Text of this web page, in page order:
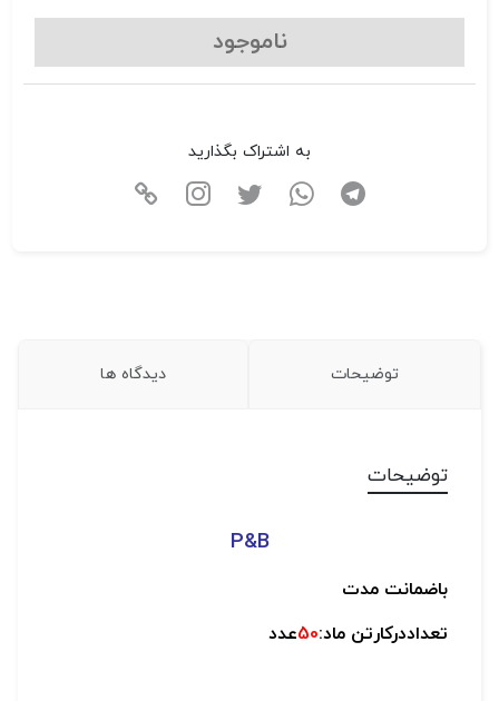
ناموجود
به اشتراک بگذارید
توضیحات دیدگاه ها
توضیحات
P&B
باضمانت مدت
تعداددرکارتن ماد:50عدد